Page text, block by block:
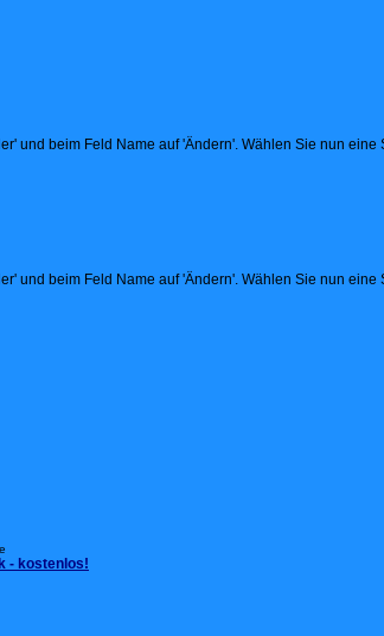
beim Feld Name auf 'Ändern'. Wählen Sie nun eine
beim Feld Name auf 'Ändern'. Wählen Sie nun eine
- kostenlos!